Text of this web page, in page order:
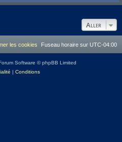
Aller
Fuseau horaire sur UTC-04:00
les cookies
Software © phpBB Limited
| Conditions